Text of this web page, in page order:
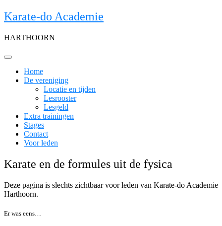
Skip
to
Karate-do Academie
HARTHOORN
Home
De vereniging
Locatie en tijden
Lesrooster
Lesgeld
Extra trainingen
Stages
Contact
Voor leden
Karate en de formules uit de fysica
Deze pagina is slechts zichtbaar voor leden van Karate-do Academie
Harthoorn.
Er was eens…